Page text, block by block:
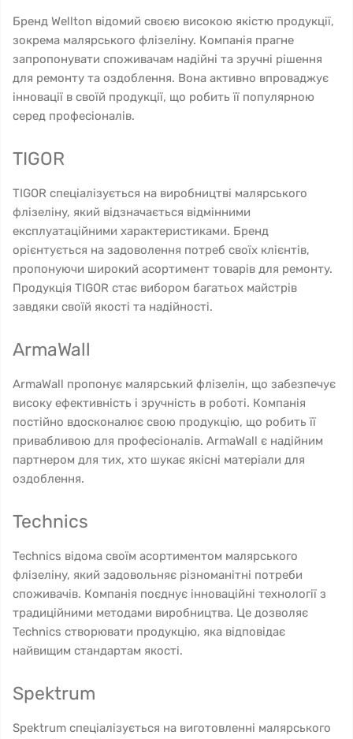
Бренд Wellton відомий своєю високою якістю продукції,
зокрема малярського флізеліну. Компанія прагне
запропонувати споживачам надійні та зручні рішення
для ремонту та оздоблення. Вона активно впроваджує
інновації в своїй продукції, що робить її популярною
серед професіоналів.
TIGOR
TIGOR спеціалізується на виробництві малярського
флізеліну, який відзначається відмінними
експлуатаційними характеристиками. Бренд
орієнтується на задоволення потреб своїх клієнтів,
пропонуючи широкий асортимент товарів для ремонту.
Продукція TIGOR стає вибором багатьох майстрів
завдяки своїй якості та надійності.
ArmaWall
ArmaWall пропонує малярський флізелін, що забезпечує
високу ефективність і зручність в роботі. Компанія
постійно вдосконалює свою продукцію, що робить її
привабливою для професіоналів. ArmaWall є надійним
партнером для тих, хто шукає якісні матеріали для
оздоблення.
Technics
Technics відома своїм асортиментом малярського
флізеліну, який задовольняє різноманітні потреби
споживачів. Компанія поєднує інноваційні технології з
традиційними методами виробництва. Це дозволяє
Technics створювати продукцію, яка відповідає
найвищим стандартам якості.
Spektrum
Spektrum спеціалізується на виготовленні малярського